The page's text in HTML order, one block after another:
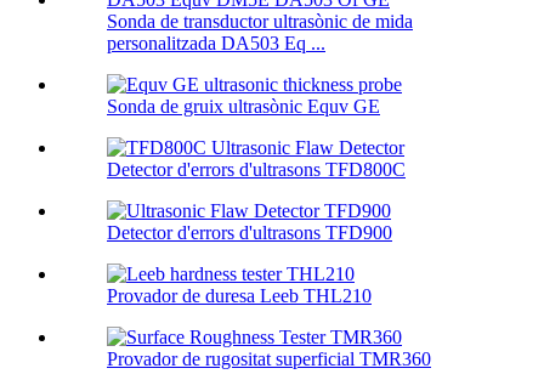
Sonda de transductor ultrasònic de mida
personalitzada DA503 Eq ...
Sonda de gruix ultrasònic Equv GE
Detector d'errors d'ultrasons TFD800C
Detector d'errors d'ultrasons TFD900
Provador de duresa Leeb THL210
Provador de rugositat superficial TMR360